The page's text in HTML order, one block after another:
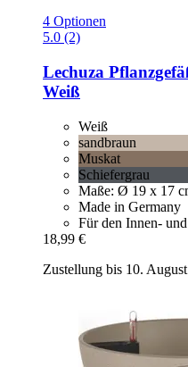
4 Optionen
5.0 (2)
Lechuza
Weiß
Weiß
sandbraun
Muskat
Schiefergrau
Maße: Ø 19 x 17
Made in Germany
Für den Innen-
18,99 €
Zustellung bis 10. August